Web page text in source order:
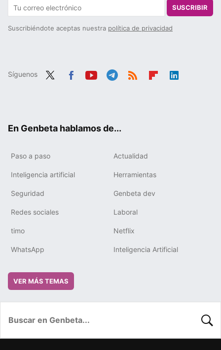
SUSCRIBIR
Suscribiéndote aceptas nuestra política de privacidad
Síguenos
En Genbeta hablamos de...
Paso a paso Actualidad
Inteligencia artificial Herramientas
Seguridad Genbeta dev
Redes sociales Laboral
timo Netflix
WhatsApp Inteligencia Artificial
VER MÁS TEMAS